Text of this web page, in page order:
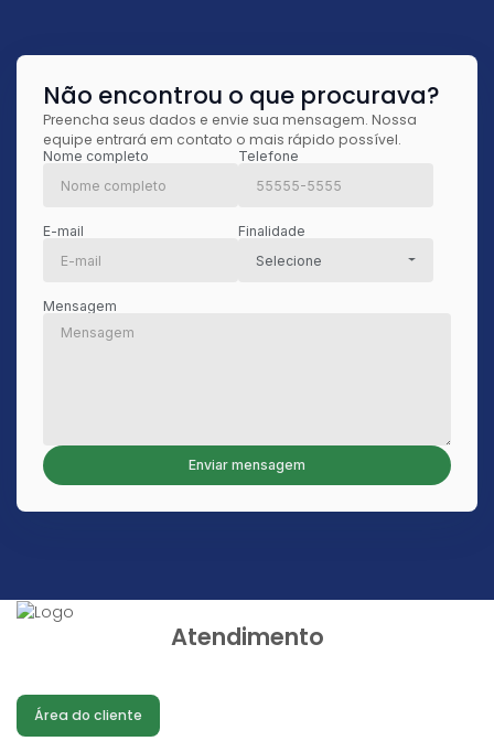
Não encontrou o que procurava?
Preencha seus dados e envie sua mensagem. Nossa
equipe entrará em contato o mais rápido possível.
Nome completo Telefone
E-mail
Finalidade
Selecione
Mensagem
Atendimento
Área do cliente